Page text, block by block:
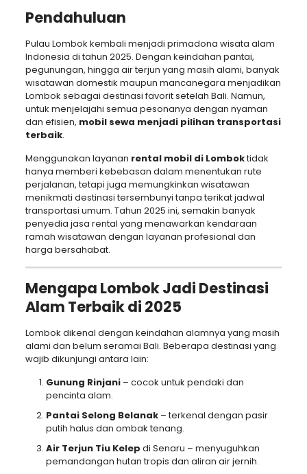
Pendahuluan
Pulau Lombok kembali menjadi primadona wisata alam
Indonesia di tahun 2025. Dengan keindahan pantai,
pegunungan, hingga air terjun yang masih alami, banyak
wisatawan domestik maupun mancanegara menjadikan
Lombok sebagai destinasi favorit setelah Bali. Namun,
untuk menjelajahi semua pesonanya dengan nyaman
dan efisien, mobil sewa menjadi pilihan transportasi
terbaik.
Menggunakan layanan rental mobil di Lomboktidak
hanya memberi kebebasan dalam menentukan rute
perjalanan, tetapi juga memungkinkan wisatawan
menikmati destinasi tersembunyi tanpa terikat jadwal
transportasi umum. Tahun 2025 ini, semakin banyak
penyedia jasa rental yang menawarkan kendaraan
ramah wisatawan dengan layanan profesional dan
harga bersahabat.
Mengapa Lombok Jadi Destinasi
Alam Terbaik di 2025
Lombok dikenal dengan keindahan alamnya yang masih
alami dan belum seramai Bali. Beberapa destinasi yang
wajib dikunjungi antara lain:
Gunung Rinjani– cocok untuk pendaki dan
pencinta alam.
Pantai Selong Belanak– terkenal dengan pasir
putih halus dan ombak tenang.
Air Terjun Tiu Kelep di Senaru – menyuguhkan
pemandangan hutan tropis dan aliran air jernih.